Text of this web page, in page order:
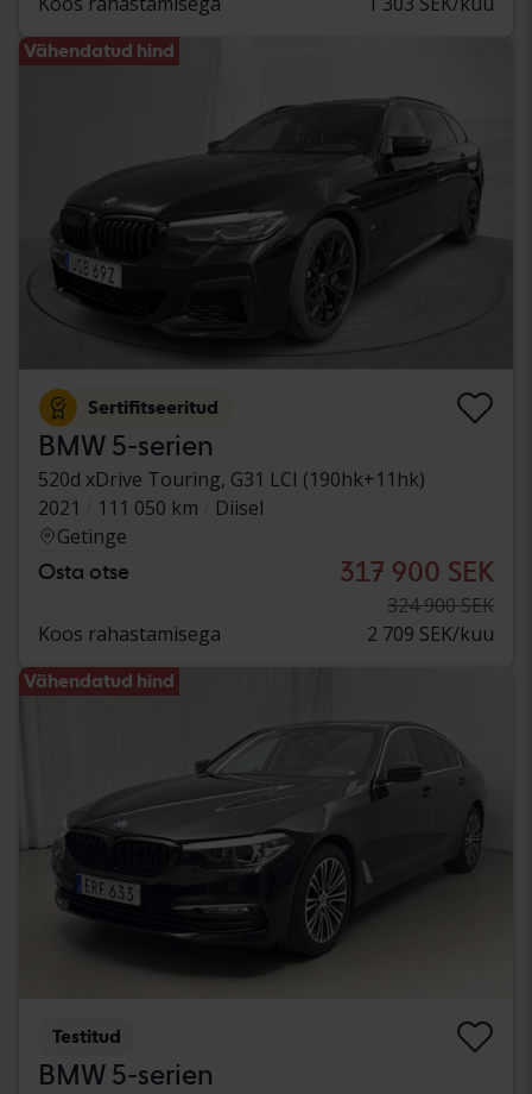
Vähendatud hind
Sertifitseeritud
BMW 5-serien
520d xDrive Touring, G31 LCI (190hk+11hk)
2021
111 050 km
Diisel
Getinge
Osta otse 317 900 SEK
324 900 SEK
Koos rahastamisega
2 709 SEK/kuu
Vähendatud hind
Testitud
BMW 5-serien